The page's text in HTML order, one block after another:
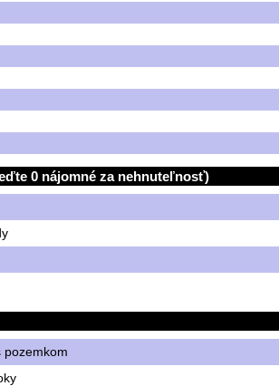
0 nájomné za nehnuteľnosť)
pozemkom